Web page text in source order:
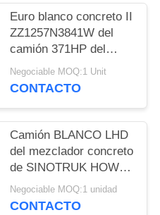
Euro blanco concreto II
ZZ1257N3841W del
camión 371HP del
mezclador de HOWO
SINOTRUK
Negociable MOQ:1 Unit
CONTACTO
Camión BLANCO LHD
del mezclador concreto
de SINOTRUK HOWO
371HP
Negociable MOQ:1 unidad
CONTACTO